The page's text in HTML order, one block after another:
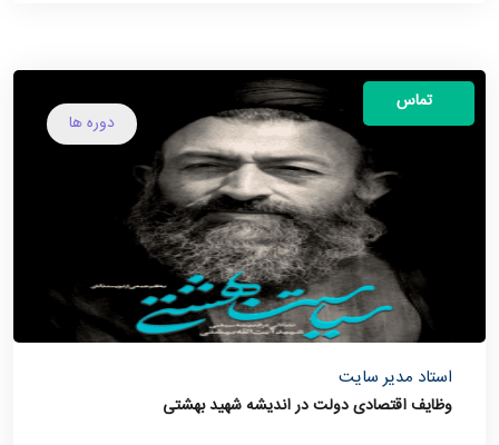
دوره ها
تماس
استاد مدیر سایت
وظایف اقتصادی دولت در اندیشه شهید بهشتی